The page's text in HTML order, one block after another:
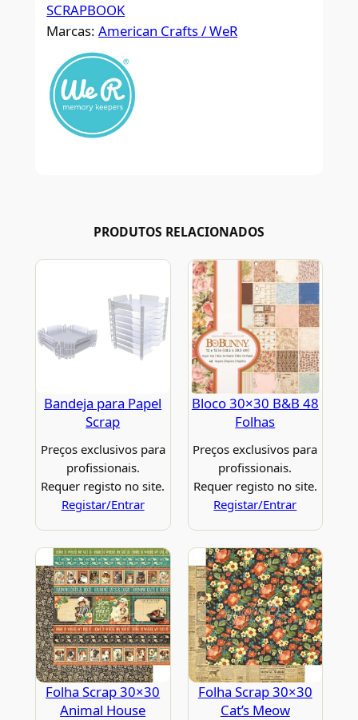
SCRAPBOOK
Marcas:American Crafts / WeR
PRODUTOS RELACIONADOS
Bandeja para Papel
Scrap
Preços exclusivos para
profissionais.
Requer registo no site.
Registar/Entrar
Bloco 30×30 B&B 48
Folhas
Preços exclusivos para
profissionais.
Requer registo no site.
Registar/Entrar
Folha Scrap 30×30
Animal House
Folha Scrap 30×30
Cat’s Meow